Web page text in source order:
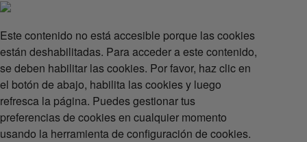
Este contenido no está accesible porque las cookies
están deshabilitadas. Para acceder a este contenido,
se deben habilitar las cookies. Por favor, haz clic en
el botón de abajo, habilita las cookies y luego
refresca la página. Puedes gestionar tus
preferencias de cookies en cualquier momento
usando la herramienta de configuración de cookies.